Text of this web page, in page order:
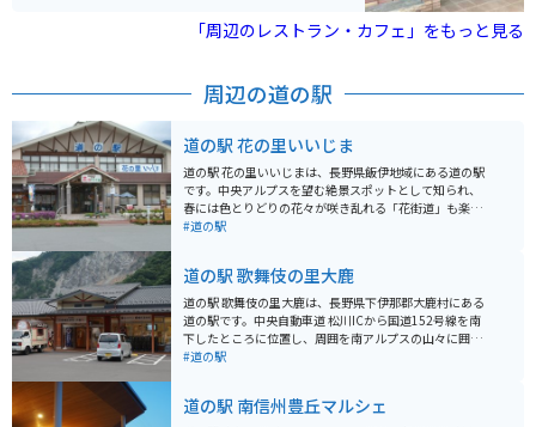
イキングレストラン奈々ちゃん」というレストランがあ
るので，食事を取ることも可能です．「周辺のレストラン・カフェ」をもっと見る
周辺の道の駅
道の駅 花の里いいじま
道の駅 花の里いいじまは、長野県飯伊地域にある道の駅
です。中央アルプスを望む絶景スポットとして知られ、
春には色とりどりの花々が咲き乱れる「花街道」も楽し
めます。 地元の新鮮な野菜や果物が並ぶ農産物直売所
ば粉を使った「天龍そば」です。 バイクで訪れる場合、
道の駅には広い駐車場が完備されているので安心です。
周辺には、中央アルプスを望むワインディングロードな
ど、ツーリングに最適なルートも充実しています。 お土
産には、地元産のりんごを使ったジュースやジャム、そ
#道の駅
道の駅 歌舞伎の里大鹿
道の駅 歌舞伎の里大鹿は、長野県下伊那郡大鹿村にある
道の駅です。中央自動車道 松川ICから国道152号線を南
下したところに位置し、周囲を南アルプスの山々に囲ま
れた自然豊かな場所に位置しています。 道の駅には、地
山菜などが人気です。また、道の駅のすぐそばには、大
#道の駅
道の駅 南信州豊丘マルシェ